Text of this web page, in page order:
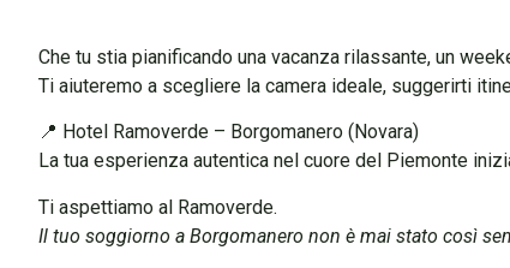
Che tu stia pianificando una vacanza rilassante, un
Ti aiuteremo a scegliere la camera ideale, suggerirti
📍 Hotel Ramoverde – Borgomanero (Novara)
La tua esperienza autentica nel cuore del Piemonte
Ti aspettiamo al Ramoverde.
Il tuo soggiorno a Borgomanero non è mai stato così